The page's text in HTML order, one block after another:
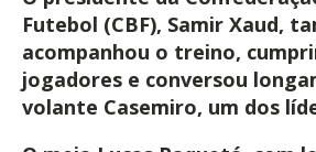
Futebol (CBF), Samir Xaud,
acompanhou o treino,
jogadores e conversou
volante Casemiro, um dos